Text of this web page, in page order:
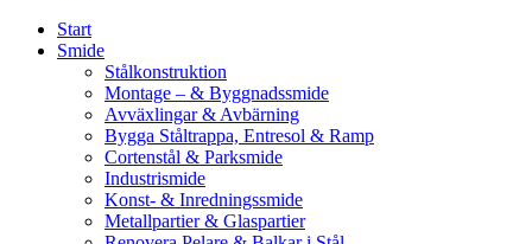
Start
Smide
Stålkonstruktion
Montage – & Byggnadssmide
Avväxlingar & Avbärning
Bygga Ståltrappa, Entresol & Ramp
Cortenstål & Parksmide
Industrismide
Konst- & Inredningssmide
Metallpartier & Glaspartier